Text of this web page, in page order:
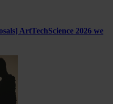
ArtTechScience 2026 we